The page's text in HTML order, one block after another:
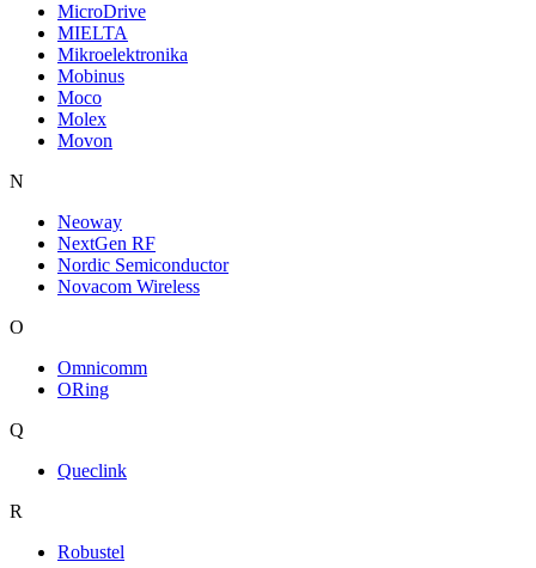
MicroDrive
MIELTA
Mikroelektronika
Mobinus
Moco
Molex
Movon
N
Neoway
NextGen RF
Nordic Semiconductor
Novacom Wireless
O
Omnicomm
ORing
Q
Queclink
R
Robustel